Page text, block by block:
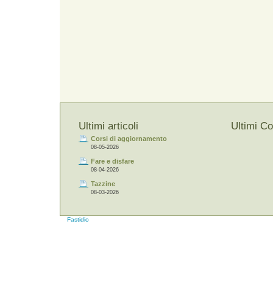
Ultimi articoli
Corsi di aggiornamento
08-05-2026
Fare e disfare
08-04-2026
Tazzine
08-03-2026
Ultimi
Fastidio